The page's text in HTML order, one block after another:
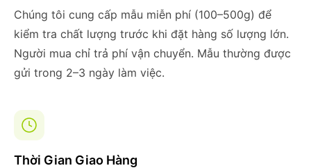
Chúng tôi cung cấp mẫu miễn phí (100–500g) để
kiểm tra chất lượng trước khi đặt hàng số lượng lớn.
Người mua chỉ trả phí vận chuyển. Mẫu thường được
gửi trong 2–3 ngày làm việc.
Thời Gian Giao Hàng